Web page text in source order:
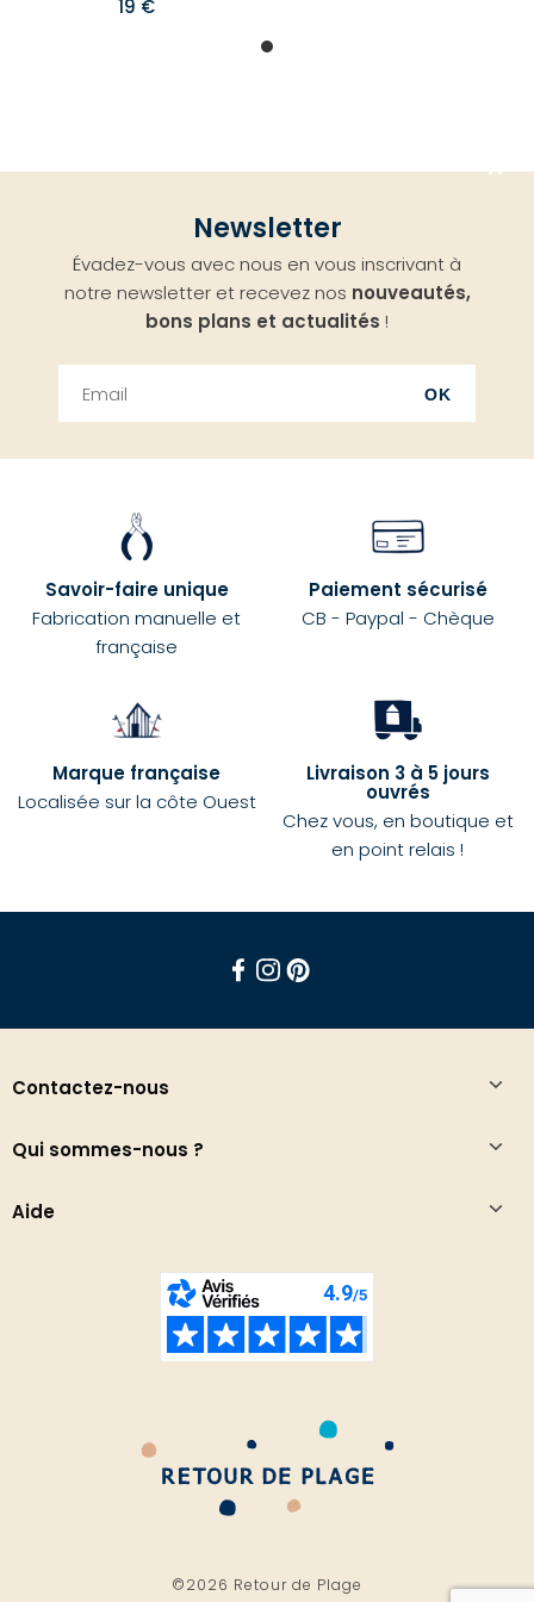
19 €
Newsletter
Évadez-vous avec nous en vous inscrivant à
notre newsletter et recevez nos nouveautés,
bons plans et actualités !
OK
Savoir-faire unique
Fabrication manuelle et
française
Paiement sécurisé
CB - Paypal - Chèque
Marque française
Localisée sur la côte Ouest
Livraison 3 à 5 jours
ouvrés
Chez vous, en boutique et
en point relais !
Contactez-nous
Qui sommes-nous ?
Aide
©2026 Retour de Plage